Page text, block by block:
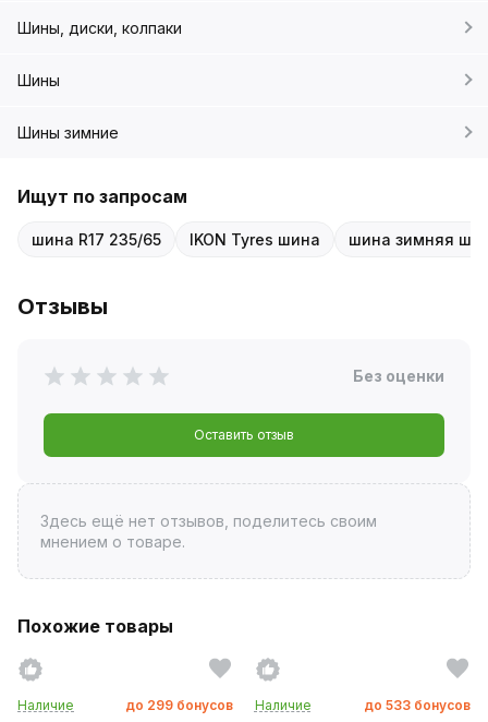
Шины, диски, колпаки
Шины
Шины зимние
Ищут по запросам
шина R17 235/65 IKON Tyres шина шина зимняя
Отзывы
Без оценки
Оставить отзыв
Здесь ещё нет отзывов, поделитесь своим
мнением о товаре.
Похожие товары
Наличие до 299 бонусов
Наличие до 533 бонусов